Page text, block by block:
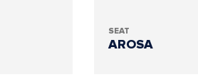
SEAT
AROSA